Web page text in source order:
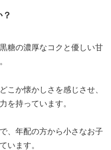
糖の濃厚なコクと優しい甘
こか懐かしさを感じさせ、
を持っています。
、年配の方から小さなお子
います。